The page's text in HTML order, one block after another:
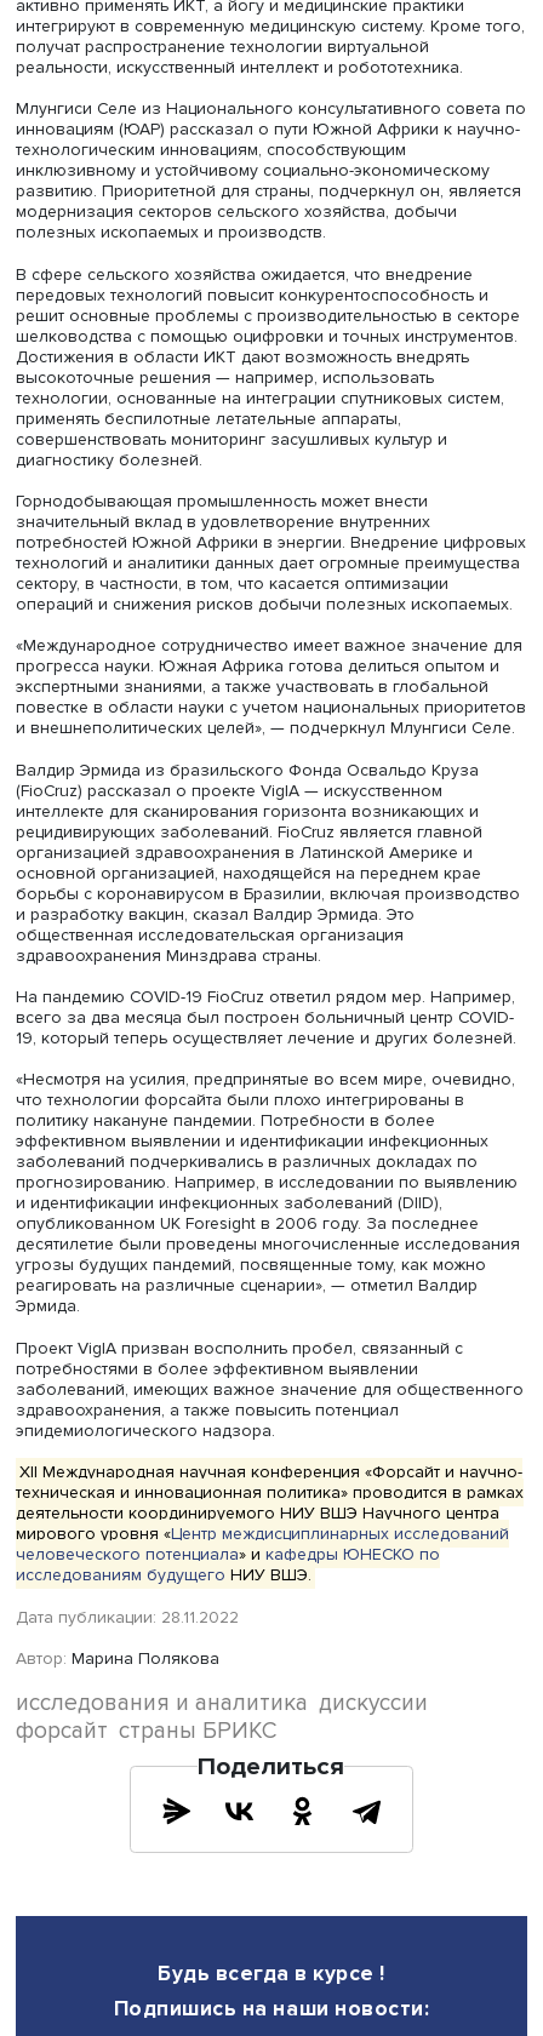
Индия стремится достичь к 2030 году 500 ГВт
мощностей на неископаемом топливе и перевести 50%
потребностей в энергии на возобновляемые
сократив объем выбросов углекислого газа на 1 млрд
снизив углеродоемкость экономики на 45%, а к 2070
выйти на нулевой уровень выбросов.
Для этого, например, в области сельского хозяйства
использоваться процессы механизации, совместимые с
возобновляемыми источниками энергии, генная
удобрения с контролируемым высвобождением,
автоматизированное управление фермами и полями.
здравоохранения станет более технологичной: для
дистанционного оказания медицинской помощи будут
активно применять ИКТ, а йогу и медицинские практики
интегрируют в современную медицинскую систему.
получат распространение технологии виртуальной
Млунгиси Селе из Национального консультативного
инновациям (ЮАР) рассказал о пути Южной Африки к
технологическим инновациям, способствующим
инклюзивному и устойчивому социально-
модернизация секторов сельского хозяйства, добычи
полезных ископаемых и производств.
В сфере сельского хозяйства ожидается, что внедрение
передовых технологий повысит
решит основные проблемы с производительностью в
шелководства с помощью оцифровки и точных
Достижения в области ИКТ дают возможность внедрять
высокоточные решения — например, использовать
технологии, основанные на интеграции спутниковых
применять беспилотные летательные аппараты,
совершенствовать мониторинг засушливых культур и
диагностику болезней.
значительный вклад в удовлетворение внутренних
потребностей Южной Африки в энергии. Внедрение
технологий и аналитики данных дает огромные
сектору, в частности, в том, что касается оптимизации
операций и снижения рисков добычи полезных
«Международное сотрудничество имеет важное
прогресса науки. Южная Африка готова делиться
экспертными знаниями, а также участвовать в
повестке в области науки с учетом национальных
и внешнеполитических целей», — подчеркнул Млунгиси
Валдир Эрмида из бразильского Фонда Освальдо
(FioCruz) рассказал о проекте VigIA — искусственном
интеллекте для сканирования горизонта возникающих
рецидивирующих заболеваний. FioСruz является
организацией здравоохранения в Латинской Америке и
основной организацией, находящейся на переднем
борьбы с коронавирусом в Бразилии, включая
и разработку вакцин, сказал Валдир Эрмида. Это
общественная исследовательская организация
здравоохранения Минздрава страны.
На пандемию COVID-19 FioСruz ответил рядом мер.
всего за два месяца был построен больничный центр
что технологии форсайта были плохо интегрированы в
политику накануне пандемии. Потребности в более
эффективном выявлении и идентификации
заболеваний подчеркивались в различных докладах
прогнозированию. Например, в исследовании по
опубликованном UK Foresight в 2006 году. За
угрозы будущих пандемий, посвященные тому, как
потребностями в более эффективном выявлении
заболеваний, имеющих важное значение для